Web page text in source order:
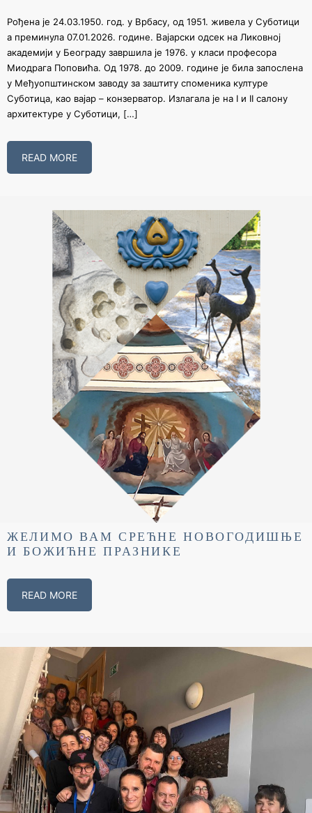
Рођена је 24.03.1950. год. у Врбасу, од 1951. живела у Суботици
а преминула 07.01.2026. године. Вајарски одсек на Ликовној
академији у Београду завршила је 1976. у класи професора
Миодрага Поповића. Од 1978. до 2009. године је била запослена
у Међуопштинском заводу за заштиту споменика културе
Суботица, као вајар – конзерватор. Излагала је на I и II салону
архитектуре у Суботици, […]
READ MORE
ЖЕЛИМО ВАМ СРЕЋНЕ НОВОГОДИШЊЕ
И БОЖИЋНЕ ПРАЗНИКЕ
READ MORE